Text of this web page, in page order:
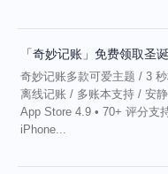
「奇妙记账」免费领取圣
奇妙记账多款可爱主题 / 3
离线记账 / 多账本支持 / 安
App Store 4.9 • 70+ 评分支
iPhone...